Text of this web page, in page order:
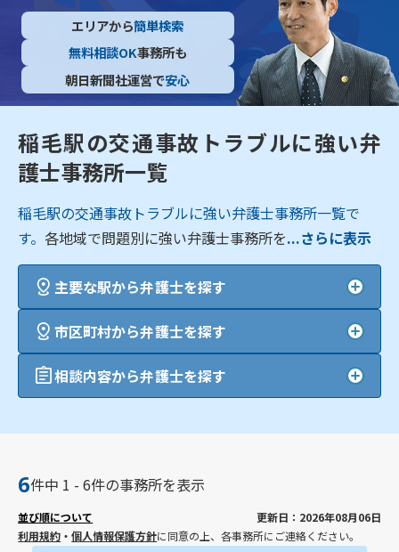
エリアから簡単検索
無料相談OK事務所も
朝日新聞社運営で安心
稲毛駅の交通事故トラブルに強い弁
護士事務所一覧
稲毛駅の交通事故トラブルに強い弁護士事務所一覧で
す。各地域で問題別に強い弁護士事務所を...さらに表示
主要な駅から弁護士を探す
市区町村から弁護士を探す
相談内容から弁護士を探す
6件中 1 - 6件の事務所を表示
並び順について
更新日：2026年08月06日
利用規約 ・個人情報保護方針に同意の上、各事務所にご連絡ください。